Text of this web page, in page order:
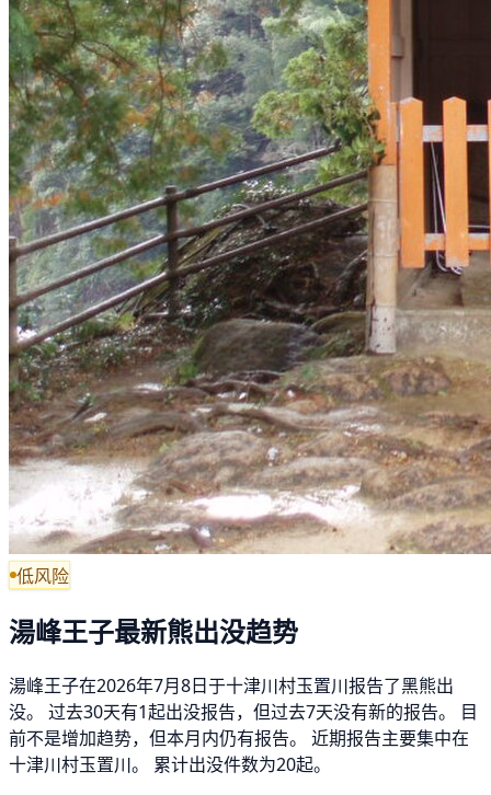
低风险
湯峰王子最新熊出没趋势
湯峰王子在2026年7月8日于十津川村玉置川报告了黑熊出
没。 过去30天有1起出没报告，但过去7天没有新的报告。 目
前不是增加趋势，但本月内仍有报告。 近期报告主要集中在
十津川村玉置川。 累计出没件数为20起。